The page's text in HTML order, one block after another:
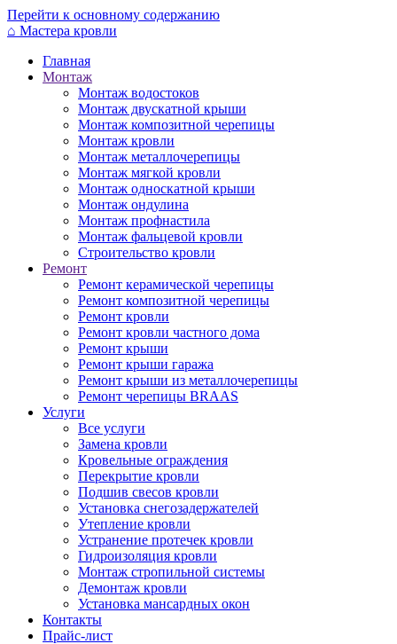
Перейти к основному содержанию
⌂ Мастера кровли
Главная
Монтаж
Монтаж водостоков
Монтаж двускатной крыши
Монтаж композитной черепицы
Монтаж кровли
Монтаж металлочерепицы
Монтаж мягкой кровли
Монтаж односкатной крыши
Монтаж ондулина
Монтаж профнастила
Монтаж фальцевой кровли
Строительство кровли
Ремонт
Ремонт керамической черепицы
Ремонт композитной черепицы
Ремонт кровли
Ремонт кровли частного дома
Ремонт крыши
Ремонт крыши гаража
Ремонт крыши из металлочерепицы
Ремонт черепицы BRAAS
Услуги
Все услуги
Замена кровли
Кровельные ограждения
Перекрытие кровли
Подшив свесов кровли
Установка снегозадержателей
Утепление кровли
Устранение протечек кровли
Гидроизоляция кровли
Монтаж стропильной системы
Демонтаж кровли
Установка мансардных окон
Контакты
Прайс-лист